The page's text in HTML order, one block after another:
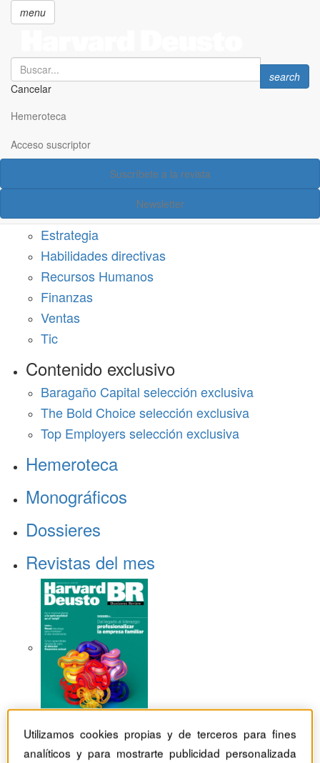
principal
menu
Search
Cancelar
Search
search
Hemeroteca
Acceso suscriptor
Suscríbete a la revista
Newsletter
Acceso suscriptor
Estrategia
Habilidades directivas
Recursos Humanos
Finanzas
Ventas
Tic
Contenido exclusivo
Baragaño Capital selección exclusiva
The Bold Choice selección exclusiva
Top Employers selección exclusiva
Hemeroteca
Monográficos
Dossieres
Revistas del mes
Utilizamos cookies propias y de terceros para fines
analíticos y para mostrarte publicidad personalizada